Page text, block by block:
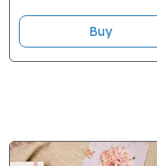
Buy